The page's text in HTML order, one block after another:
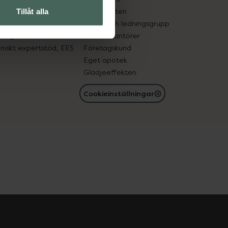
Tillåt alla
in gammal medicin
expertstöd, EES
Samarbeten
Ägare och ledningsgrupp
För leverantörer
Företagskund
Eget apotek
Glädjeeffekten
Cookieinställningar